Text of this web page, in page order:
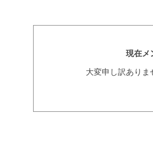
現在メ
大変申し訳あり